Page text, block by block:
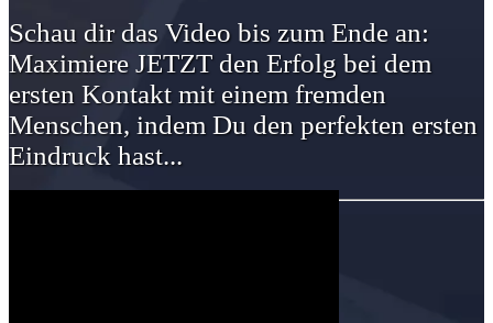
Schau dir das Video bis zum Ende an:
Maximiere JETZT den Erfolg bei dem
ersten Kontakt mit einem fremden
Menschen, indem Du den perfekten ersten
Eindruck hast...